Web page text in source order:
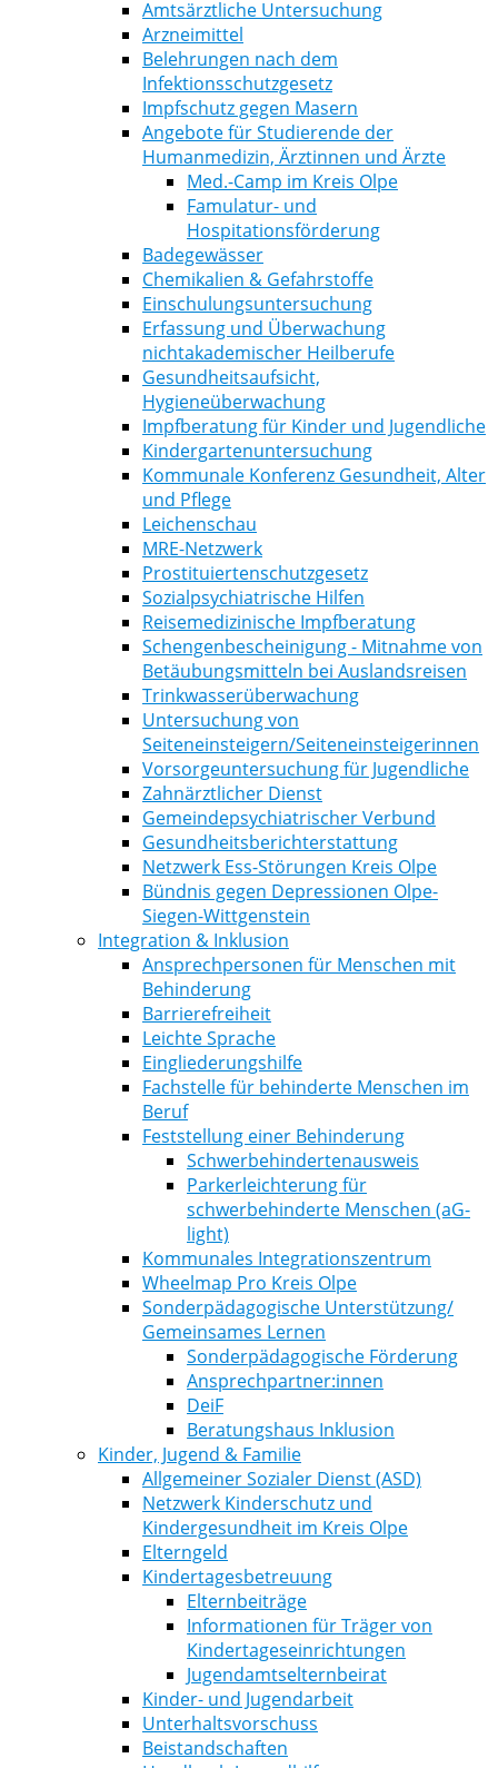
Amtsärztliche Untersuchung
Arzneimittel
Belehrungen nach dem
Infektionsschutzgesetz
Impfschutz gegen Masern
Angebote für Studierende der
Humanmedizin, Ärztinnen und Ärzte
Med.-Camp im Kreis Olpe
Famulatur- und
Hospitationsförderung
Badegewässer
Chemikalien & Gefahrstoffe
Einschulungsuntersuchung
Erfassung und Überwachung
nichtakademischer Heilberufe
Gesundheitsaufsicht,
Hygieneüberwachung
Impfberatung für Kinder und Jugendliche
Kindergartenuntersuchung
Kommunale Konferenz Gesundheit, Alter
und Pflege
Leichenschau
MRE-Netzwerk
Prostituiertenschutzgesetz
Sozialpsychiatrische Hilfen
Reisemedizinische Impfberatung
Schengenbescheinigung - Mitnahme von
Betäubungsmitteln bei Auslandsreisen
Trinkwasserüberwachung
Untersuchung von
Seiteneinsteigern/Seiteneinsteigerinnen
Vorsorgeuntersuchung für Jugendliche
Zahnärztlicher Dienst
Gemeindepsychiatrischer Verbund
Gesundheitsberichterstattung
Netzwerk Ess-Störungen Kreis Olpe
Bündnis gegen Depressionen Olpe-
Siegen-Wittgenstein
Integration & Inklusion
Ansprechpersonen für Menschen mit
Behinderung
Barrierefreiheit
Leichte Sprache
Eingliederungshilfe
Fachstelle für behinderte Menschen im
Beruf
Feststellung einer Behinderung
Schwerbehindertenausweis
Parkerleichterung für
schwerbehinderte Menschen (aG-
light)
Kommunales Integrationszentrum
Wheelmap Pro Kreis Olpe
Sonderpädagogische Unterstützung/
Gemeinsames Lernen
Sonderpädagogische Förderung
Ansprechpartner:innen
DeiF
Beratungshaus Inklusion
Kinder, Jugend & Familie
Allgemeiner Sozialer Dienst (ASD)
Netzwerk Kinderschutz und
Kindergesundheit im Kreis Olpe
Elterngeld
Kindertagesbetreuung
Elternbeiträge
Informationen für Träger von
Kindertageseinrichtungen
Jugendamtselternbeirat
Kinder- und Jugendarbeit
Unterhaltsvorschuss
Beistandschaften